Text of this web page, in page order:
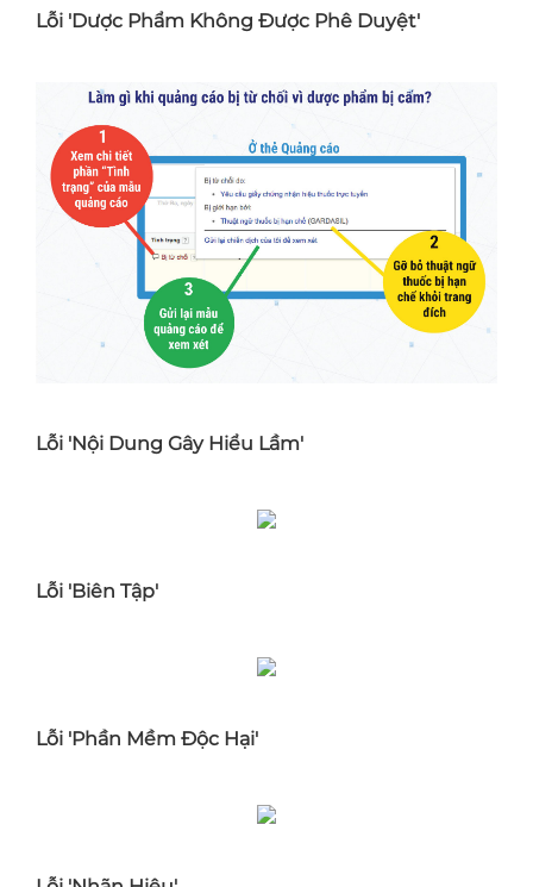
Lỗi 'Dược Phẩm Không Được Phê Duyệt'
Lỗi 'Nội Dung Gây Hiểu Lầm'
Lỗi 'Biên Tập'
Lỗi 'Phần Mềm Độc Hại'